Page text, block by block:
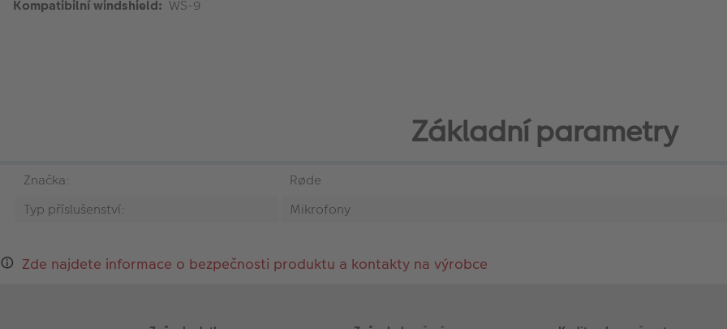
Kompatibilní windshield: WS-9
Základní parametry
Značka:
Røde
Typ příslušenství:
Mikrofony
Zde najdete informace o bezpečnosti produktu a kontakty na výrobce